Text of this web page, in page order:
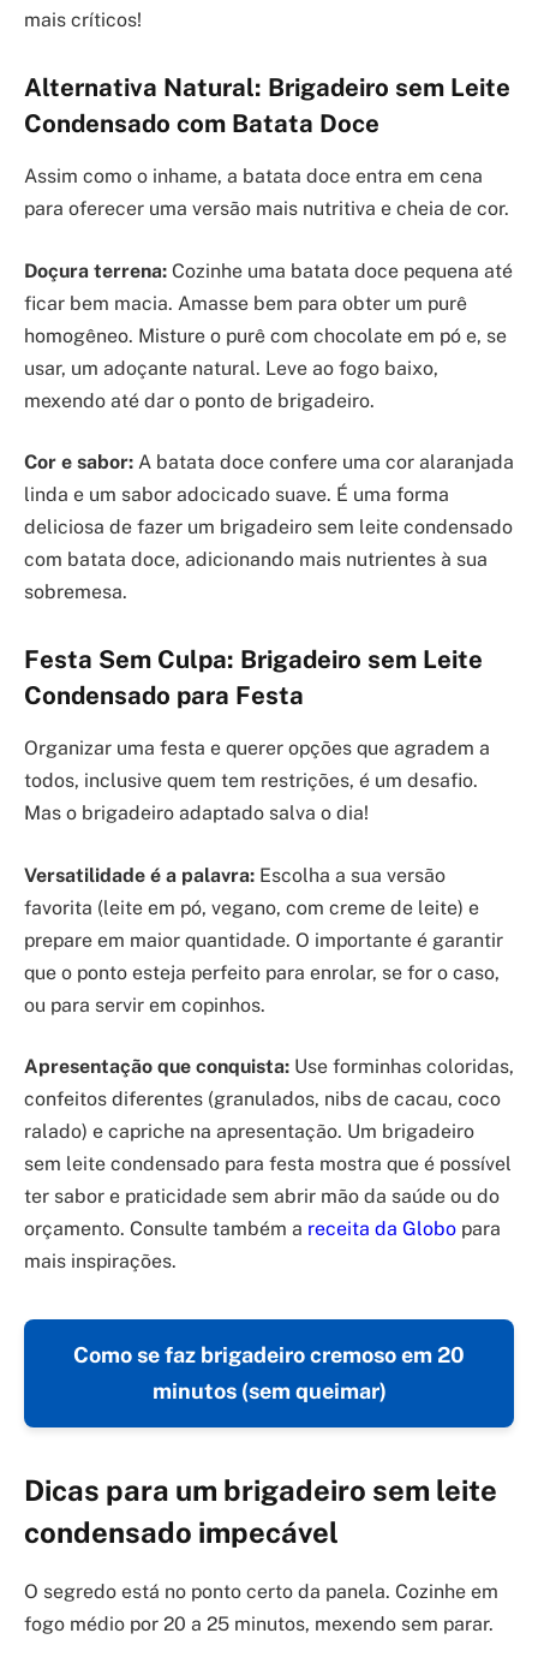
mais críticos!
Alternativa Natural: Brigadeiro sem Leite
Condensado com Batata Doce
Assim como o inhame, a batata doce entra em cena
para oferecer uma versão mais nutritiva e cheia de cor.
Doçura terrena: Cozinhe uma batata doce pequena até
ficar bem macia. Amasse bem para obter um purê
homogêneo. Misture o purê com chocolate em pó e, se
usar, um adoçante natural. Leve ao fogo baixo,
mexendo até dar o ponto de brigadeiro.
Cor e sabor: A batata doce confere uma cor alaranjada
linda e um sabor adocicado suave. É uma forma
deliciosa de fazer um brigadeiro sem leite condensado
com batata doce, adicionando mais nutrientes à sua
sobremesa.
Festa Sem Culpa: Brigadeiro sem Leite
Condensado para Festa
Organizar uma festa e querer opções que agradem a
todos, inclusive quem tem restrições, é um desafio.
Mas o brigadeiro adaptado salva o dia!
Versatilidade é a palavra: Escolha a sua versão
favorita (leite em pó, vegano, com creme de leite) e
prepare em maior quantidade. O importante é garantir
que o ponto esteja perfeito para enrolar, se for o caso,
ou para servir em copinhos.
Apresentação que conquista: Use forminhas coloridas,
confeitos diferentes (granulados, nibs de cacau, coco
ralado) e capriche na apresentação. Um brigadeiro
sem leite condensado para festa mostra que é possível
ter sabor e praticidade sem abrir mão da saúde ou do
orçamento. Consulte também a receita da Globo para
mais inspirações.
Como se faz brigadeiro cremoso em 20
minutos (sem queimar)
Dicas para um brigadeiro sem leite
condensado impecável
O segredo está no ponto certo da panela. Cozinhe em
fogo médio por 20 a 25 minutos, mexendo sem parar.